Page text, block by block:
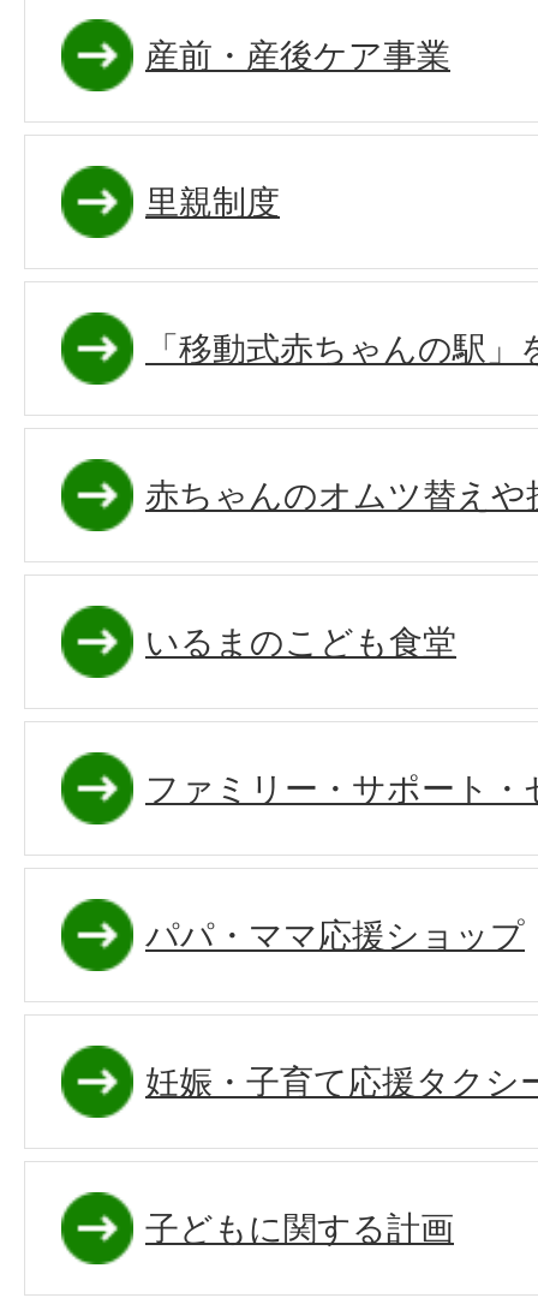
産前・産後ケア事業
里親制度
「移動式赤ちゃんの駅
赤ちゃんのオムツ替え
いるまのこども食堂
ファミリー・サポート・
パパ・ママ応援ショップ
妊娠・子育て応援タクシ
子どもに関する計画